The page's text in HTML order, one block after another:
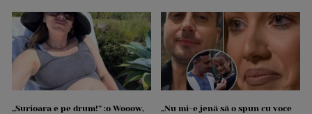
„Surioara e pe drum!” :o Wooow,
„Nu mi-e jenă să o spun cu voce